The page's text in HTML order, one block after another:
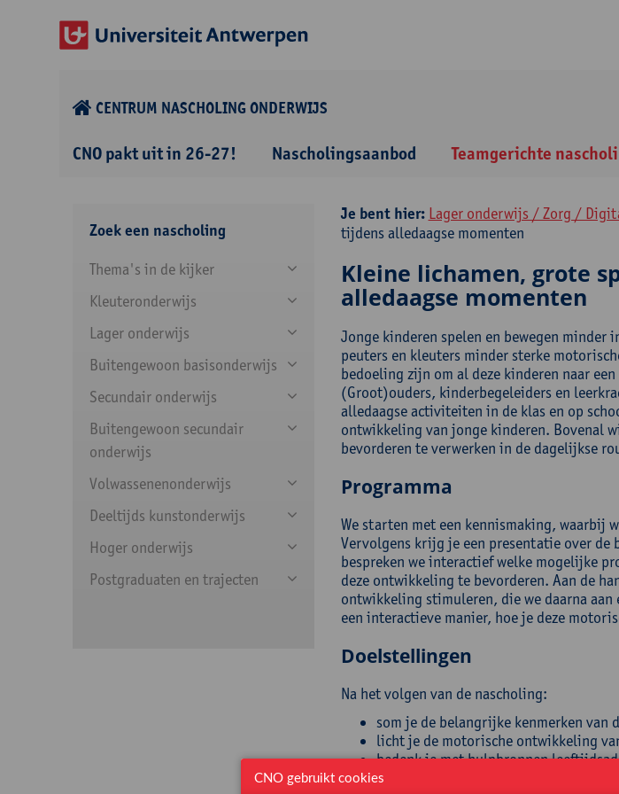
CENTRUM NASCHOLING ONDERWIJS
CNO pakt uit in 26-27! Nascholingsaanbod Teamgerichte
Zoek een nascholing
Thema's in de kijker
Kleuteronderwijs
Lager onderwijs
Buitengewoon basisonderwijs
Secundair onderwijs
Buitengewoon secundair
onderwijs
Volwassenenonderwijs
Deeltijds kunstonderwijs
Hoger onderwijs
Postgraduaten en trajecten
Je bent hier: Lager onderwijs / Zorg /
tijdens alledaagse momenten
Kleine lichamen, grote
alledaagse momenten
Jonge kinderen spelen en bewegen minder
peuters en kleuters minder sterke
bedoeling zijn om al deze kinderen naar
(Groot)ouders, kinderbegeleiders en
alledaagse activiteiten in de klas en op
ontwikkeling van jonge kinderen. Bovenal
bevorderen te verwerken in de dagelijkse
Programma
We starten met een kennismaking, waarbij
Vervolgens krijg je een presentatie over
bespreken we interactief welke mogelijke
deze ontwikkeling te bevorderen. Aan de
ontwikkeling stimuleren, die we daarna
een interactieve manier, hoe je deze
Doelstellingen
Na het volgen van de nascholing:
som je de belangrijke kenmerken
licht je de motorische ontwikkeling
bedenk je met hulpbronnen
demonstreer/instrueer je deze
CNO gebruikt cookies